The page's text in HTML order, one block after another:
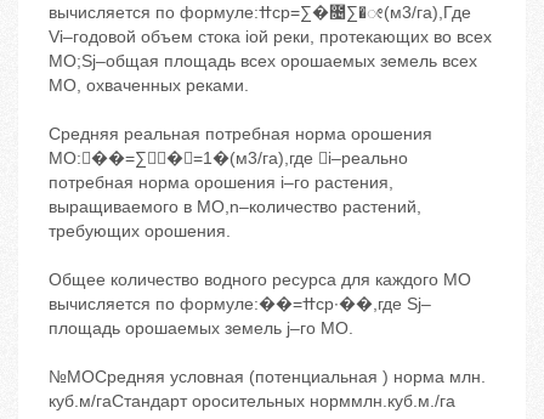
вычисляется по формуле:ߚср=∑�೔∑�ೕ(м3/га),Где
Vi–годовой объем стока iой реки, протекающих во всех
МО;Sj–общая площадь всех орошаемых земель всех
МО, охваченных реками.
Средняя реальная потребная норма орошения
МО:��=∑೔�೔=1�(м3/га),где i–реально
потребная норма орошения i–го растения,
выращиваемого в МО,n–количество растений,
требующих орошения.
Общее количество водного ресурса для каждого МО
вычисляется по формуле:��=ߚср∙��,где Sj–
площадь орошаемых земель j–го МО.
№МОСредняя условная (потенциальная ) норма млн.
куб.м/гаСтандарт оросительных норммлн.куб.м./га